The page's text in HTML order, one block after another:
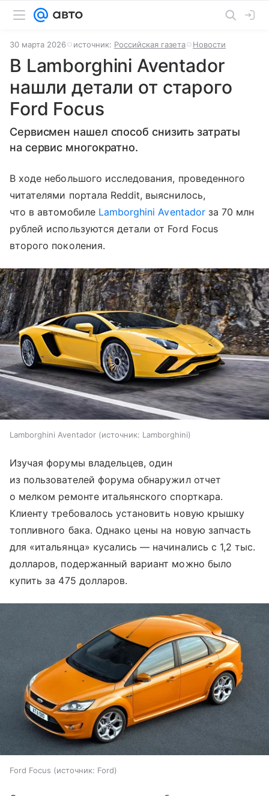
30 марта 2026 источник: Российская газета Новости
В Lamborghini Aventador
нашли детали от старого
Ford Focus
Сервисмен нашел способ снизить затраты
на сервис многократно.
В ходе небольшого исследования, проведенного
читателями портала Reddit, выяснилось,
что в автомобиле Lamborghini Aventadorза 70 млн
рублей используются детали от Ford Focus
второго поколения.
Lamborghini Aventador источник: Lamborghini
Изучая форумы владельцев, один
из пользователей форума обнаружил отчет
о мелком ремонте итальянского спорткара.
Клиенту требовалось установить новую крышку
топливного бака. Однако цены на новую запчасть
для «итальянца» кусались — начинались с 1,2 тыс.
долларов, подержанный вариант можно было
купить за 475 долларов.
Ford Focus источник: Ford